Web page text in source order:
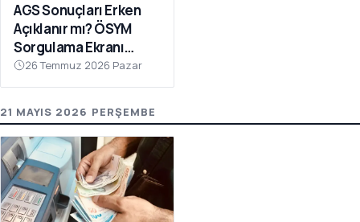
AGS Sonuçları Erken
Açıklanır mı? ÖSYM
Sorgulama Ekranı
Açılıyor!
26 Temmuz 2026 Pazar
21 MAYIS 2026 PERŞEMBE